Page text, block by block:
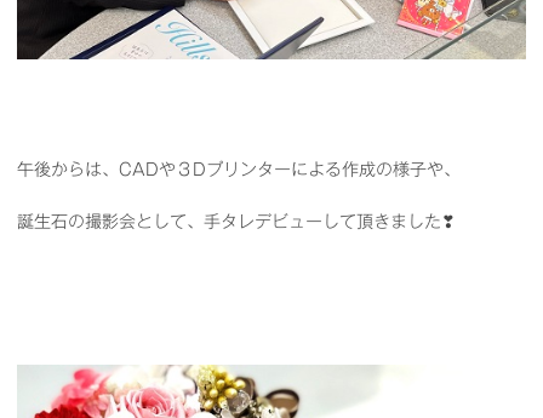
午後からは、CADや３Dプリンターによる作成の様子や、
誕生石の撮影会として、手タレデビューして頂きました❣